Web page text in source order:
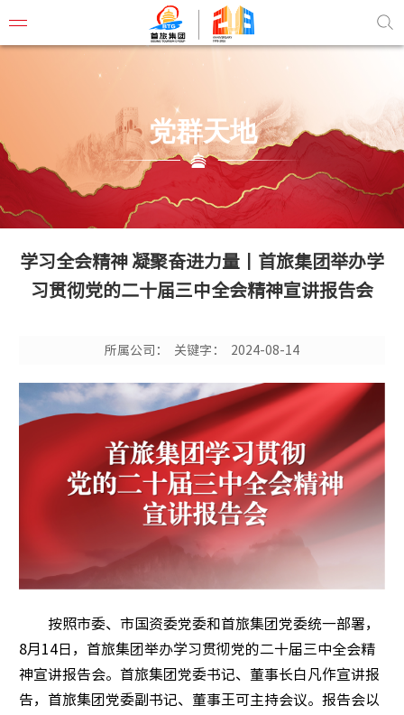
首旅概
董事长
组织结
管理团
中国服
中国服
商业
住宿
文娱
党群天地
学习全会精神 凝聚奋进力量丨首旅集团举办学
习贯彻党的二十届三中全会精神宣讲报告会
所属公司： 关键字： 2024-08-14
按照市委、市国资委党委和首旅集团党委统一部署，
8月14日，首旅集团举办学习贯彻党的二十届三中全会精
神宣讲报告会。首旅集团党委书记、董事长白凡作宣讲报
告，首旅集团党委副书记、董事王可主持会议。报告会以